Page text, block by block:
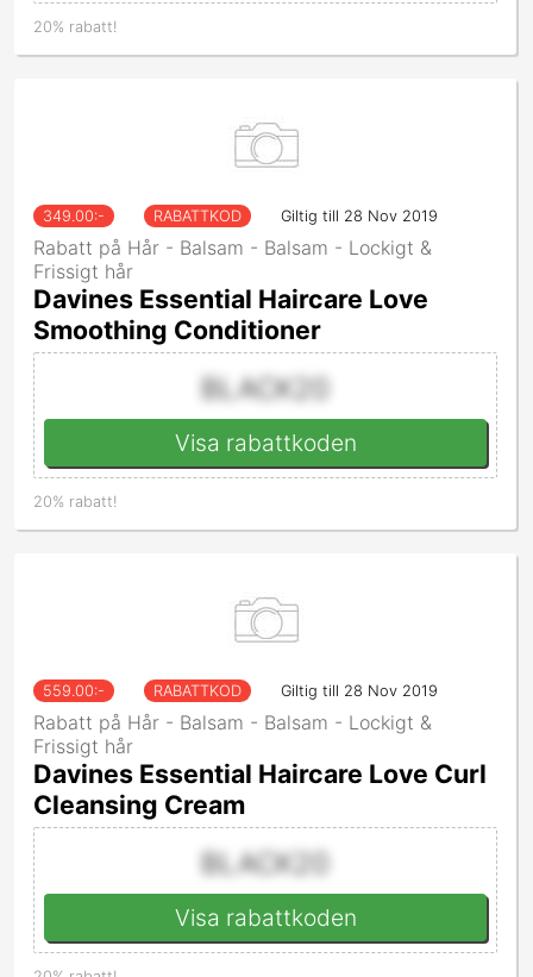
20% rabatt!
349.00:- RABATTKOD Giltig till 28 Nov 2019
Rabatt på Hår - Balsam - Balsam - Lockigt &
Frissigt hår
Davines Essential Haircare Love
Smoothing Conditioner
BLACK20
Visa rabattkoden
20% rabatt!
559.00:- RABATTKOD Giltig till 28 Nov 2019
Rabatt på Hår - Balsam - Balsam - Lockigt &
Frissigt hår
Davines Essential Haircare Love Curl
Cleansing Cream
BLACK20
Visa rabattkoden